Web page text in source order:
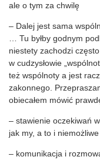
ale o tym za chwilę
– Dalej jest sama
… Tu byłby godnym
niestety zachodzi
w cudzysłowie
też wspólnoty a jest
zakonnego.
obiecałem mówić
– stawienie oczekiwań
jak my, a to i niemożliwe
– komunikacja i